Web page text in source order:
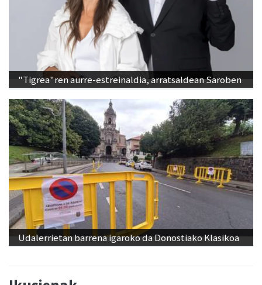
"Tigrea"ren aurre-estreinaldia, arratsaldean Saroben
Udalerrietan barrena igaroko da Donostiako Klasikoa